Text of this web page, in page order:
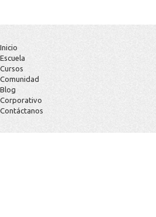
Inicio
Escuela
Cursos
Comunidad
Blog
Corporativo
Contáctanos